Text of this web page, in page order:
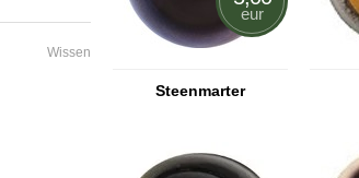
eur
Steenmarter
Wissen